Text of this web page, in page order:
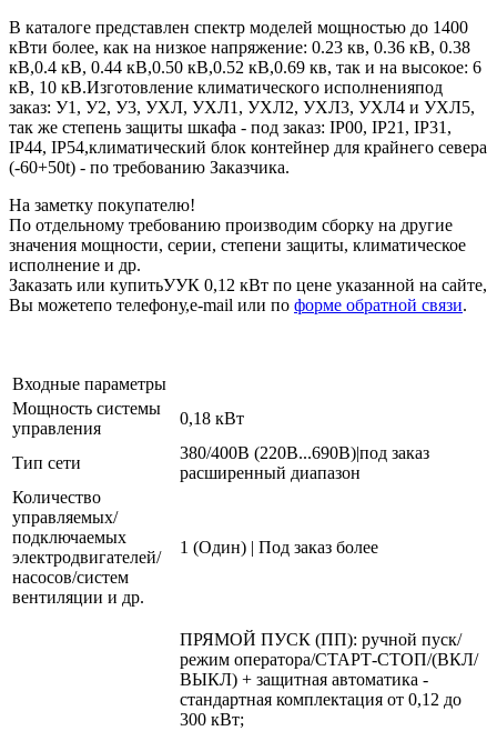
В каталоге представлен спектр моделей мощностью до 1400
кВти более, как на низкое напряжение: 0.23 кв, 0.36 кВ, 0.38
кВ,0.4 кВ, 0.44 кВ,0.50 кВ,0.52 кВ,0.69 кв, так и на высокое: 6
кВ, 10 кВ.Изготовление климатического исполненияпод
заказ: У1, У2, У3, УХЛ, УХЛ1, УХЛ2, УХЛ3, УХЛ4 и УХЛ5,
так же степень защиты шкафа - под заказ: IP00, IP21, IP31,
IP44, IP54,климатический блок контейнер для крайнего севера
(-60+50t) - по требованию Заказчика.
На заметку покупателю!
По отдельному требованию производим сборку на другие
значения мощности, серии, степени защиты, климатическое
исполнение и др.
Заказать или купитьУУК 0,12 кВт по цене указанной на сайте,
Вы можетепо телефону,e-mail или по форме обратной связи.
Входные параметры
Мощность системы
управления
0,18 кВт
Тип сети
380/400В (220В...690В)|под заказ
расширенный диапазон
Количество
управляемых/
подключаемых
электродвигателей/
насосов/систем
вентиляции и др.
1 (Один) | Под заказ более
ПРЯМОЙ ПУСК (ПП): ручной пуск/
режим оператора/СТАРТ-СТОП/(ВКЛ/
ВЫКЛ) + защитная автоматика -
стандартная комплектация от 0,12 до
300 кВт;